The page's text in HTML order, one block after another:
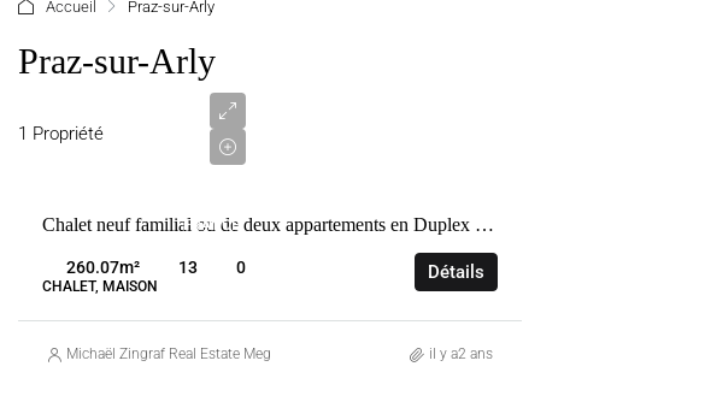
Accueil Praz-sur-Arly
Praz-sur-Arly
1 Propriété
FRANCE
Chalet neuf familial ou de deux appartements en Duplex (T5 etT6)
260.07m² 13 0
CHALET, MAISON
Détails
Michaël Zingraf Real Estate Megève il y a2 ans